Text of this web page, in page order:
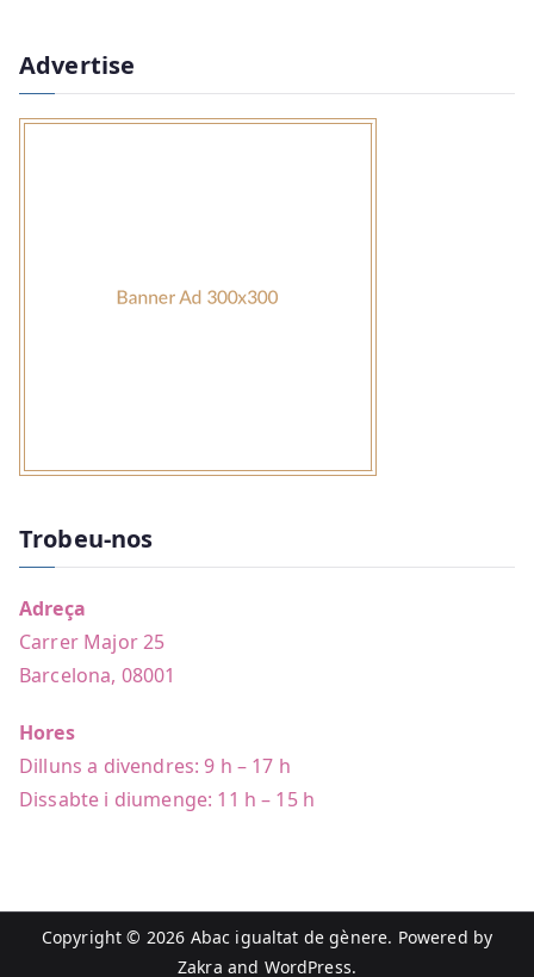
Advertise
Trobeu-nos
Adreça
Carrer Major 25
Barcelona, 08001
Hores
Dilluns a divendres: 9 h – 17 h
Dissabte i diumenge: 11 h – 15 h
Copyright © 2026 Abac igualtat de gènere. Powered by
Zakra and WordPress.